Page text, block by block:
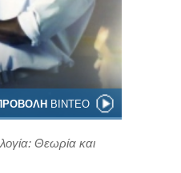
ΒΙΝΤΕΟ
Θεωρία και